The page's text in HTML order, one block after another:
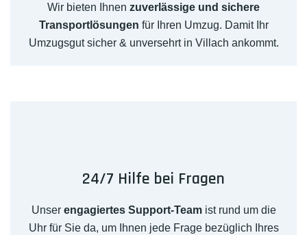
Wir bieten Ihnen zuverlässige und sichere
Transportlösungen für Ihren Umzug. Damit Ihr
Umzugsgut sicher & unversehrt in Villach ankommt.
24/7 Hilfe bei Fragen
Unser engagiertes Support-Teamist rund um die
Uhr für Sie da, um Ihnen jede Frage bezüglich Ihres